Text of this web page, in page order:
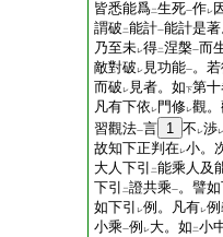
皆悉能爲二生死一作レ
謂破 二能計一能計是
乃至未レ得二涅槃一而
敵對破 レ 見功能一。
而破 レ 見者。如下第
凡有下依 レ 門修レ觀
習觀法一言 1 不 レ渉レ
故知下正判在レ小。
大人下引
二能乘人及
下引
二證共乘一。譬
如下引
レ例。凡有レ
小乘一例 レ大。如 二小